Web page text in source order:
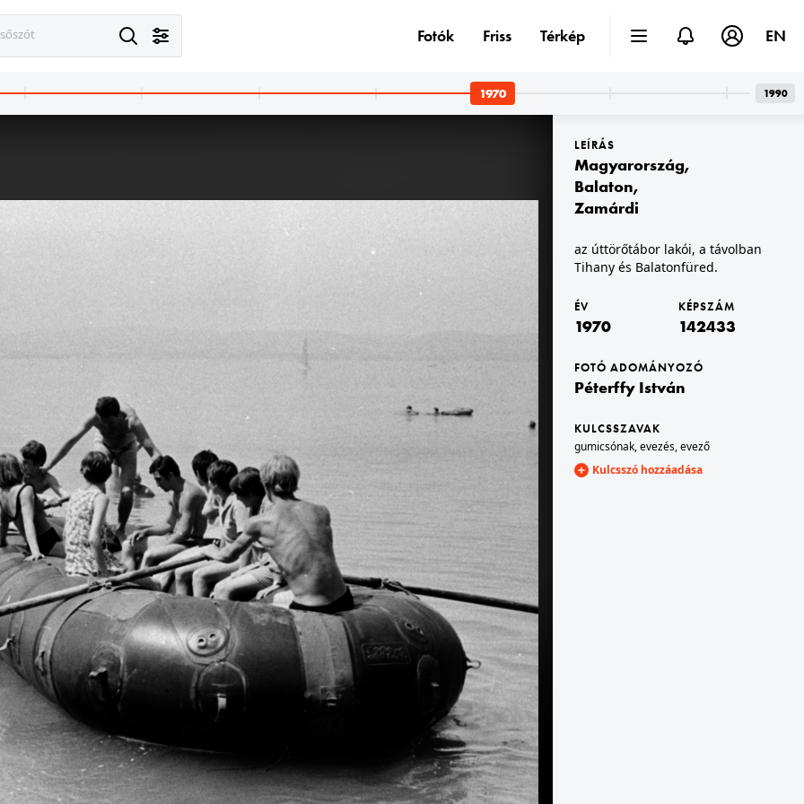
a József Attila Gimnázium KISZ-klubja.
1970 · Monor
szedik a sárgarépát a Kossuth Tsz-ben.
1970 · Monor
szedik a sárgarépát a Kossuth Tsz-ben.
szedik a sárgarépát a Kossuth Tsz-ben.
1970 · Nagykőrös
a Nagykőrösi Konzervgyár bölcsődéje.
1970 · Nagykőrös
József Attila utca, autóbuszváró a Nagykőrösi Konzervgyár kapujával szemben.
1970 · Cegléd
a Dél-Pest megyei Területi Tsz-szövetség közgyűlése.
LEÍRÁS
Magyarország,
Balaton,
Zamárdi
az úttörőtábor lakói, a távolban
Tihany és Balatonfüred.
ÉV
1970
KÉPSZÁM
142433
FOTÓ ADOMÁNYOZÓ
Péterffy István
KULCSSZAVAK
gumicsónak,evezés,evező
Kulcsszó hozzáadása
Fotók Friss Térkép EN
1990
1970